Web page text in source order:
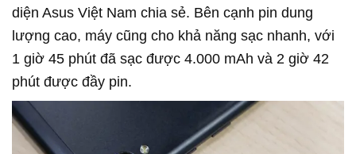
diện Asus Việt Nam chia sẻ. Bên cạnh pin dung
lượng cao, máy cũng cho khả năng sạc nhanh, với
1 giờ 45 phút đã sạc được 4.000 mAh và 2 giờ 42
phút được đầy pin.